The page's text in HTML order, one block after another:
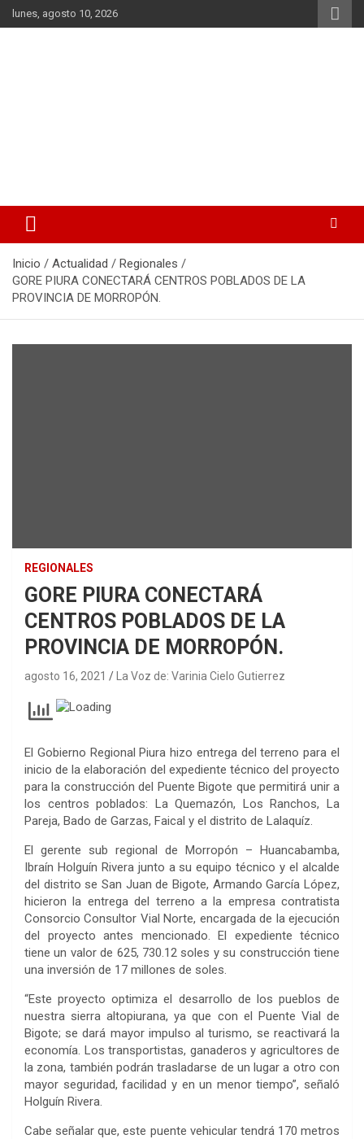
Saltar
al
lunes, agosto 10, 2026
Inicio Actualidad
Regionales
GORE PIURA CONECTARÁ CENTROS POBLADOS DE LA
PROVINCIA DE MORROPÓN.
REGIONALES
GORE PIURA CONECTARÁ
CENTROS POBLADOS DE LA
PROVINCIA DE MORROPÓN.
agosto 16, 2021 La Voz de: Varinia Cielo Gutierrez
El Gobierno Regional Piura hizo entrega del terreno para el
inicio de la elaboración del expediente técnico del proyecto
para la construcción del Puente Bigote que permitirá unir a
los centros poblados: La Quemazón, Los Ranchos, La
Pareja, Bado de Garzas, Faical y el distrito de Lalaquíz.
El gerente sub regional de Morropón – Huancabamba,
Ibraín Holguín Rivera junto a su equipo técnico y el alcalde
del distrito se San Juan de Bigote, Armando García López,
hicieron la entrega del terreno a la empresa contratista
Consorcio Consultor Vial Norte, encargada de la ejecución
del proyecto antes mencionado. El expediente técnico
tiene un valor de 625, 730.12 soles y su construcción tiene
una inversión de 17 millones de soles.
“Este proyecto optimiza el desarrollo de los pueblos de
nuestra sierra altopiurana, ya que con el Puente Vial de
Bigote; se dará mayor impulso al turismo, se reactivará la
economía. Los transportistas, ganaderos y agricultores de
la zona, también podrán trasladarse de un lugar a otro con
mayor seguridad, facilidad y en un menor tiempo”, señaló
Holguín Rivera.
Cabe señalar que, este puente vehicular tendrá 170 metros